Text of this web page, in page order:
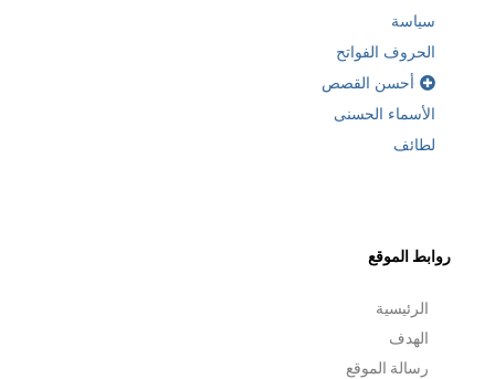
سياسة
الحروف الفواتح
أحسن القصص
الأسماء الحسنى
لطائف
روابط الموقع
الرئيسية
الهدف
رسالة الموقع